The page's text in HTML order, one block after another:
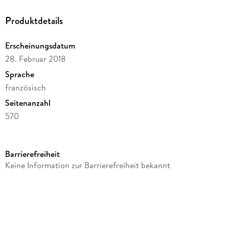
Produktdetails
Erscheinungsdatum
28. Februar 2018
Sprache
französisch
Seitenanzahl
570
Autor/Autorin
Barrierefreiheit
Keine Information zur Barrierefreiheit bekannt